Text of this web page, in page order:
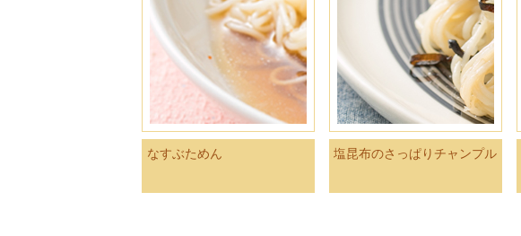
なすぶためん 塩昆布のさっぱりチャンプル